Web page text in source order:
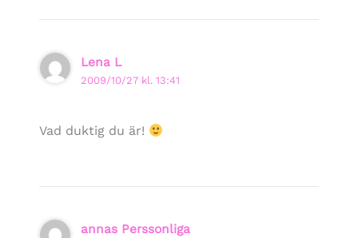
Lena L
2009/10/27 kl. 13:41
Vad duktig du är!
annas Perssonliga